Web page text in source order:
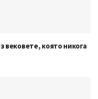
вековете, която никога